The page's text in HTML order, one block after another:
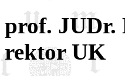
prof. JUDr.
rektor UK